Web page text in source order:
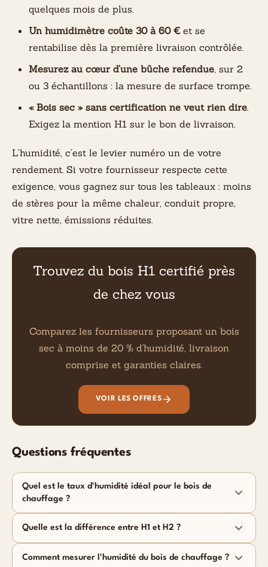
quelques mois de plus.
Un humidimètre coûte 30 à 60 €et se
rentabilise dès la première livraison contrôlée.
Mesurez au cœur d’une bûche refendue, sur 2
ou 3 échantillons : la mesure de surface trompe.
« Bois sec » sans certification ne veut rien dire.
Exigez la mention H1 sur le bon de livraison.
L’humidité, c’est le levier numéro un de votre
rendement. Si votre fournisseur respecte cette
exigence, vous gagnez sur tous les tableaux : moins
de stères pour la même chaleur, conduit propre,
vitre nette, émissions réduites.
Trouvez du bois H1 certifié près
de chez vous
Comparez les fournisseurs proposant un bois
sec à moins de 20 % d'humidité, livraison
comprise et garanties claires.
VOIR LES OFFRES
Questions fréquentes
Quel est le taux d'humidité idéal pour le bois de
chauffage ?
Quelle est la différence entre H1 et H2 ?
Comment mesurer l'humidité du bois de chauffage ?